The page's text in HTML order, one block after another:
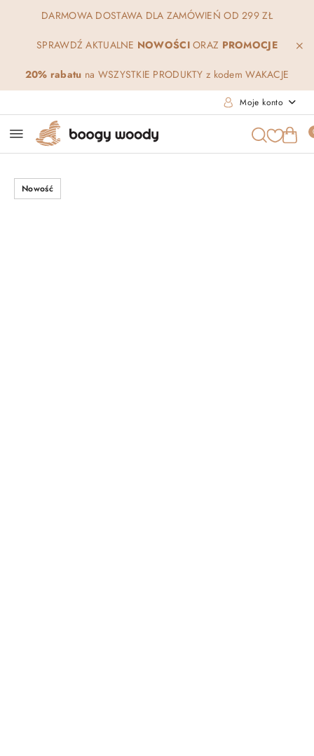
Przejdź do treści głównej
Przejdź do wyszukiwarki
Przejdź do moje konto
Przejdź do menu głównego
Przejdź do opisu produktu
Przejdź do stopki
DARMOWA DOSTAWA DLA ZAMÓWIEŃ OD 299 ZŁ
SPRAWDŹ AKTUALNE NOWOŚCIORAZ PROMOCJE
20% rabatu na WSZYSTKIE PRODUKTY z kodem WAKACJE
Moje konto
Nowość